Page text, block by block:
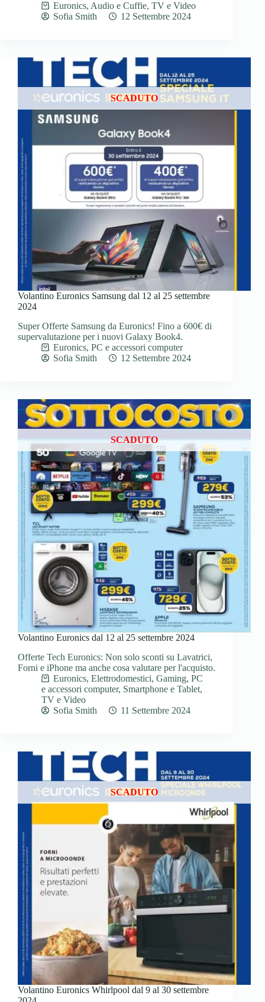
Euronics, Audio e Cuffie, TV e Video
Sofia Smith
12 Settembre 2024
SCADUTO
Volantino Euronics Samsung dal 12 al 25 settembre
2024
Super Offerte Samsung da Euronics! Fino a 600€ di
supervalutazione per i nuovi Galaxy Book4.
Euronics, PC e accessori computer
Sofia Smith
12 Settembre 2024
SCADUTO
Volantino Euronics dal 12 al 25 settembre 2024
Offerte Tech Euronics: Non solo sconti su Lavatrici,
Forni e iPhone ma anche cosa valutare per l'acquisto.
Euronics, Elettrodomestici, Gaming, PC
e accessori computer, Smartphone e Tablet,
TV e Video
Sofia Smith
11 Settembre 2024
SCADUTO
Volantino Euronics Whirlpool dal 9 al 30 settembre